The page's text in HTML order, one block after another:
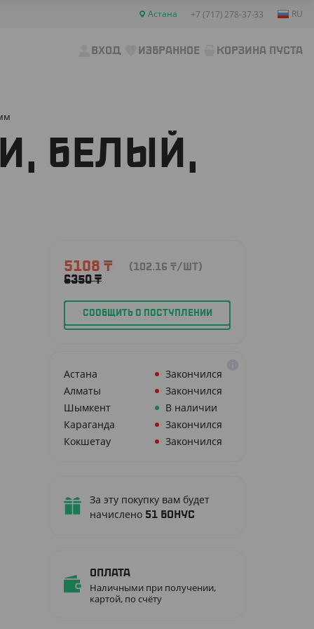
Астана +7 (717) 278-37-33 RU
ВХОД ИЗБРАННОЕ КОРЗИНА ПУСТА
БЕЛЫЙ,
5108 ₸
6350₸
(102.16 ₸/ШТ)
СООБЩИТЬ О ПОСТУПЛЕНИИ
Астана
Закончился
Алматы
Закончился
Шымкент
В наличии
Караганда
Закончился
Кокшетау
Закончился
За эту покупку вам будет
начислено 51 бонус
Оплата
Наличными при получении,
картой, по счёту